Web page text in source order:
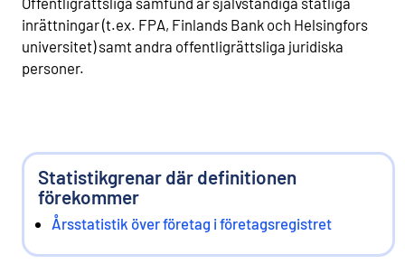
inrättningar (t.ex. FPA, Finlands Bank och Helsingfors
universitet) samt andra offentligrättsliga juridiska
personer.
Statistikgrenar där definitionen
förekommer
Årsstatistik över företag i företagsregistret